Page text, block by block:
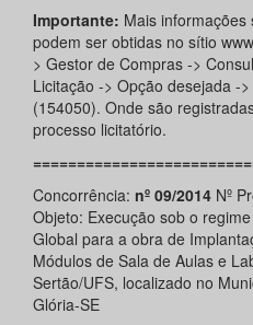
Importante: Mais informações
podem ser obtidas no sítio
> Gestor de Compras ->
Licitação -> Opção desejada -
(154050). Onde são
processo licitatório.
Concorrência: nº 09/2014 Nº
Objeto: Execução sob o
Global para a obra de
Módulos de Sala de Aulas e
Sertão/UFS, localizado no
Glória-SE